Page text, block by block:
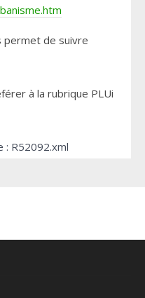
permet de suivre
à la rubrique PLUi
: R52092.xml